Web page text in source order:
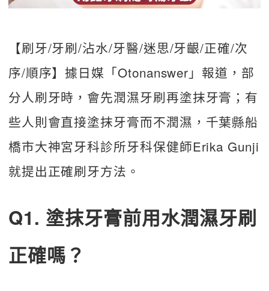
【刷牙/牙刷/沾水/牙醫/迷思/牙齦/正確/次
序/順序】據日媒「Otonanswer」報道，部
分人刷牙時，會先潤濕牙刷再塗抹牙膏；有
些人則會直接塗抹牙膏而不潤濕，千葉縣船
橋市大神宮牙科診所牙科保健師Erika Gunji
就提出正確刷牙方法。
Q1. 塗抹牙膏前用水潤濕牙刷
正確嗎？